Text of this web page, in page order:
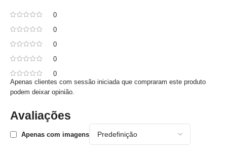
0
0
0
0
0
Avaliações
Apenas com imagens
Apenas clientes com sessão iniciada que compraram este produto
podem deixar opinião.